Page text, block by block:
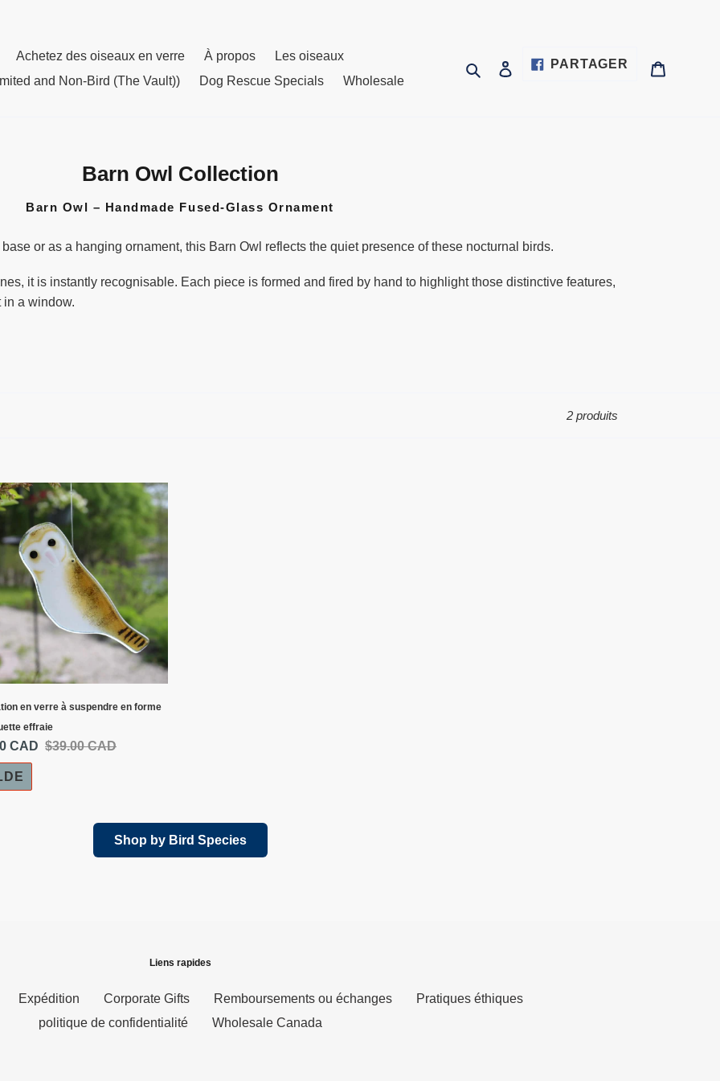
Achetez des oiseaux en verre À propos
Les oiseaux
and Non-Bird (The Vault))
Dog Rescue Specials Wholesale
RechercherSe connecterPARTAGER PARTAGER
C
l
e
Barn Owl Collection
Barn Owl – Handmade Fused-Glass Ornament
or as a hanging ornament, this Barn Owl reflects the quiet presence of these nocturnal birds.
it is instantly recognisable. Each piece is formed and fired by hand to highlight those distinctive features,
in a window.
2 produits
en verre à suspendre en forme
effraie
CAD Prix
$39.00 CAD
Shop by Bird Species
Liens rapides
Expédition Corporate Gifts Remboursements ou échanges
Pratiques éthiques
politique de confidentialité
Wholesale Canada